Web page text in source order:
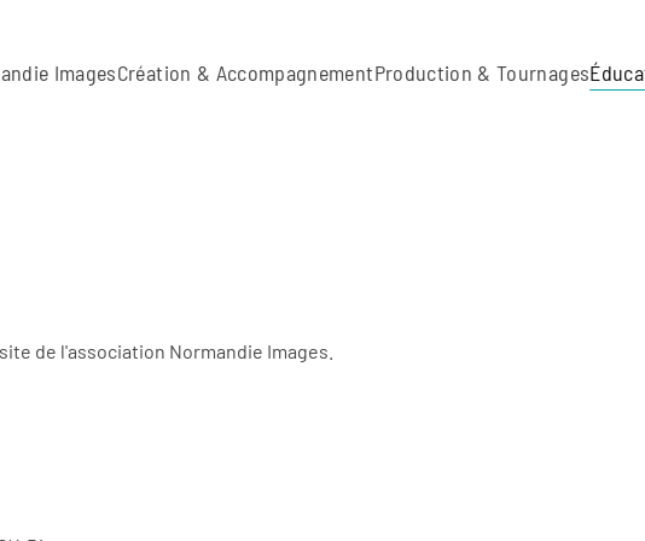
ImagesCréation & AccompagnementProduction & Tournages
de l'association Normandie Images.